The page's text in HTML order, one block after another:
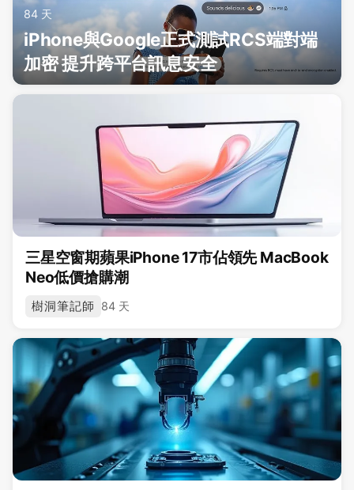
84 天
iPhone與Google正式測試RCS端對端
加密 提升跨平台訊息安全
三星空窗期蘋果iPhone 17市佔領先 MacBook
Neo低價搶購潮
樹洞筆記師 84 天